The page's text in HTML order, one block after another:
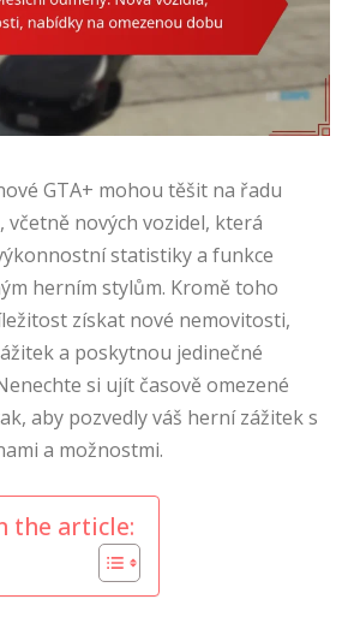
GTA+ mohou těšit na řadu
včetně nových vozidel, která
statistiky a funkce
herním stylům. Kromě toho
získat nové nemovitosti,
a poskytnou jedinečné
si ujít časově omezené
aby pozvedly váš herní zážitek s
a možnostmi.
the article: